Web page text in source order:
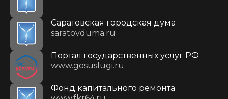
Саратовская городская дума
saratovduma.ru
Портал государственных услуг РФ
www.gosuslugi.ru
Фонд капитального ремонта